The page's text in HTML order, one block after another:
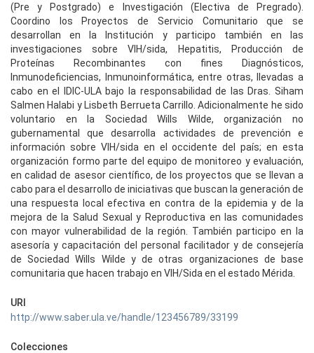
(Pre y Postgrado) e Investigación (Electiva de Pregrado).
Coordino los Proyectos de Servicio Comunitario que se
desarrollan en la Institución y participo también en las
investigaciones sobre VIH/sida, Hepatitis, Producción de
Proteínas Recombinantes con fines Diagnósticos,
Inmunodeficiencias, Inmunoinformática, entre otras, llevadas a
cabo en el IDIC-ULA bajo la responsabilidad de las Dras. Siham
Salmen Halabi y Lisbeth Berrueta Carrillo. Adicionalmente he sido
voluntario en la Sociedad Wills Wilde, organización no
gubernamental que desarrolla actividades de prevención e
información sobre VIH/sida en el occidente del país; en esta
organización formo parte del equipo de monitoreo y evaluación,
en calidad de asesor científico, de los proyectos que se llevan a
cabo para el desarrollo de iniciativas que buscan la generación de
una respuesta local efectiva en contra de la epidemia y de la
mejora de la Salud Sexual y Reproductiva en las comunidades
con mayor vulnerabilidad de la región. También participo en la
asesoría y capacitación del personal facilitador y de consejería
de Sociedad Wills Wilde y de otras organizaciones de base
comunitaria que hacen trabajo en VIH/Sida en el estado Mérida.
URI
http://www.saber.ula.ve/handle/123456789/33199
Colecciones